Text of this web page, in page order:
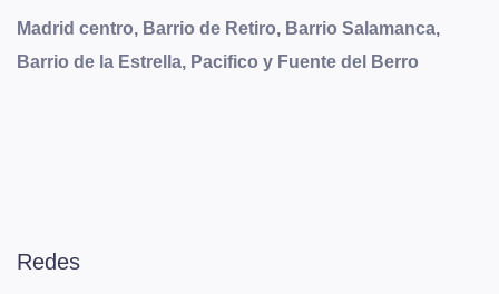
Madrid centro, Barrio de Retiro, Barrio Salamanca,
Barrio de la Estrella, Pacifico y Fuente del Berro
Redes